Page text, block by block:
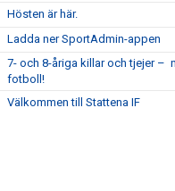
Hösten är här.
Ladda ner SportAdmin-appen
7- och 8-åriga killar och tjejer –
fotboll!
Välkommen till Stattena IF